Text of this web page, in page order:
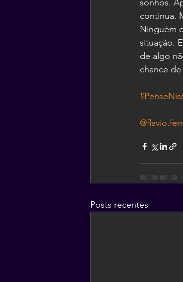
sonhos.
continua.
Ninguém
situação.
de algo
chance
Posts recentes